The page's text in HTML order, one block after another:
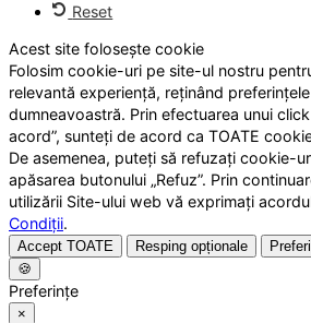
Reset
Acest site folosește cookie
Folosim cookie-uri pe site-ul nostru
relevantă experiență, reținând
dumneavoastră. Prin efectuarea unui
acord”, sunteți de acord ca TOATE
De asemenea, puteți să refuzați cookie-
apăsarea butonului „Refuz”. Prin
utilizării Site-ului web vă exprimați
Condiții.
Accept TOATE Resping opționale
🍪
Preferințe
×